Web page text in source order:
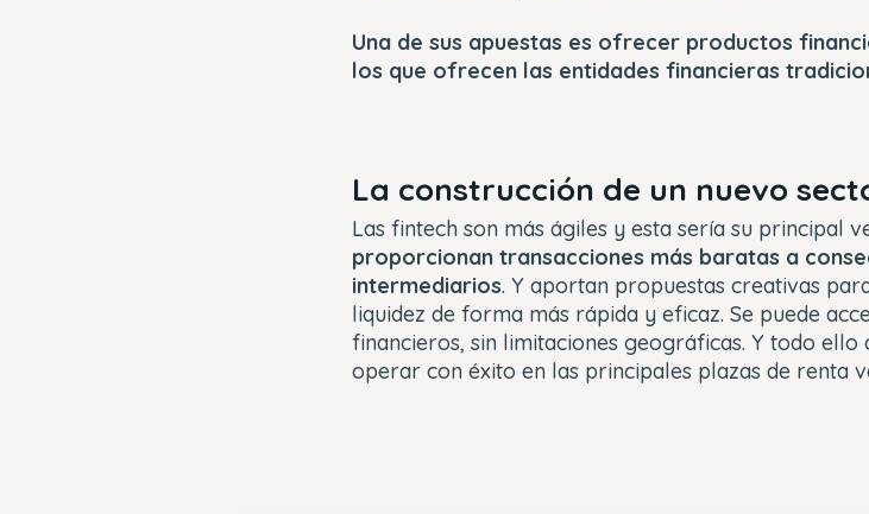
Una de sus apuestas es ofrecer productos
los que ofrecen las entidades financieras
La construcción de un nuevo
Las fintech son más ágiles y esta sería su principal
proporcionan transacciones más baratas a
intermediarios. Y aportan propuestas creativas
liquidez de forma más rápida y eficaz. Se puede
financieros, sin limitaciones geográficas. Y todo
operar con éxito en las principales plazas de renta